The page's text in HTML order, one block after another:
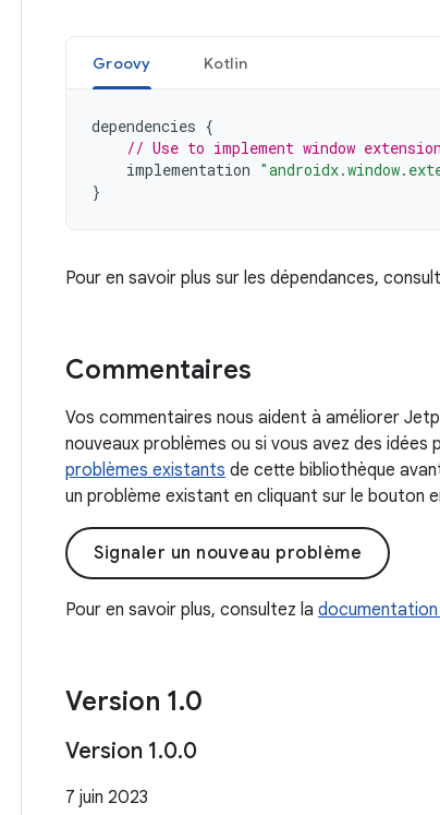
Groovy Kotlin
dependencies {
// Use to implement window
implementation
}
Pour en savoir plus sur les dépendances,
Commentaires
Vos commentaires nous aident à améliorer
nouveaux problèmes ou si vous avez des
problèmes existants de cette bibliothèque
un problème existant en cliquant sur le bouton
Signaler un nouveau problème
Pour en savoir plus, consultez la documentation
Version 1.0
Version 1.0.0
7 juin 2023